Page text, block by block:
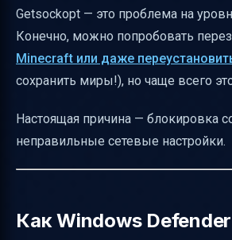
Getsockopt — это проблема на
Конечно, можно попробовать
Minecraft или даже
сохранить миры!), но чаще всего
Настоящая причина — блокировка
неправильные сетевые настройки.
Как Windows